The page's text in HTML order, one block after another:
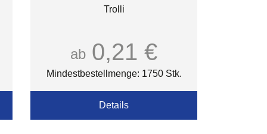
Trolli
ab 0,21 €
Mindestbestellmenge: 1750 Stk.
Details